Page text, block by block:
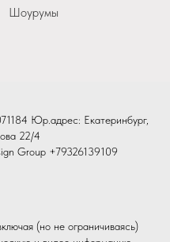
Шоурумы
Юр.адрес: Екатеринбург,
22/4
Group +79326139109
(но не ограничиваясь)